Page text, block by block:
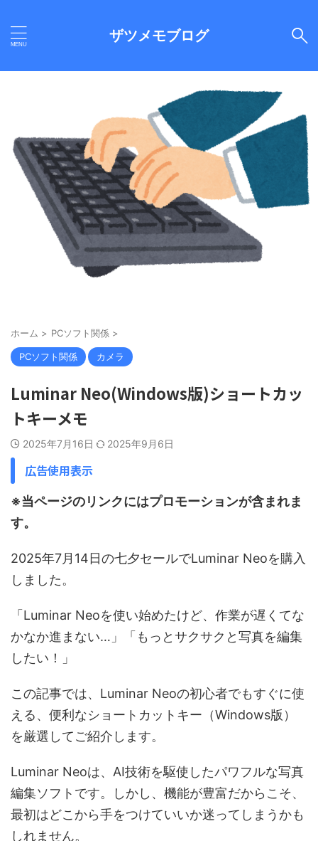
ザツメモブログ
ホーム > PCソフト関係 >
PCソフト関係 カメラ
Luminar Neo(Windows版)ショートカッ
トキーメモ
2025年7月16日 2025年9月6日
広告使用表示
※当ページのリンクにはプロモーションが含まれま
す。
2025年7月14日の七夕セールでLuminar Neoを購入
しました。
「Luminar Neoを使い始めたけど、作業が遅くてな
かなか進まない…」「もっとサクサクと写真を編集
したい！」
この記事では、Luminar Neoの初心者でもすぐに使
える、便利なショートカットキー（Windows版）
を厳選してご紹介します。
Luminar Neoは、AI技術を駆使したパワフルな写真
編集ソフトです。しかし、機能が豊富だからこそ、
最初はどこから手をつけていいか迷ってしまうかも
しれません。